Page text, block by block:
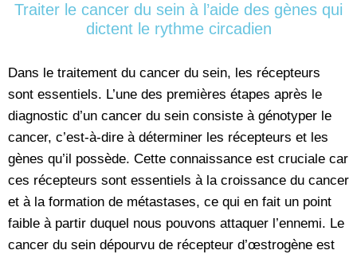
Traiter le cancer du sein à l’aide des gènes qui
dictent le rythme circadien
Dans le traitement du cancer du sein, les récepteurs
sont essentiels. L’une des premières étapes après le
diagnostic d’un cancer du sein consiste à génotyper le
cancer, c’est-à-dire à déterminer les récepteurs et les
gènes qu’il possède. Cette connaissance est cruciale car
ces récepteurs sont essentiels à la croissance du cancer
et à la formation de métastases, ce qui en fait un point
faible à partir duquel nous pouvons attaquer l’ennemi. Le
cancer du sein dépourvu de récepteur d’œstrogène est